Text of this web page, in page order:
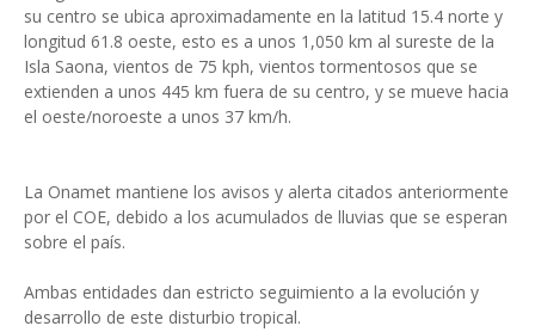
su centro se ubica aproximadamente en la latitud 15.4 norte y
longitud 61.8 oeste, esto es a unos 1,050 km al sureste de la
Isla Saona, vientos de 75 kph, vientos tormentosos que se
extienden a unos 445 km fuera de su centro, y se mueve hacia
el oeste/noroeste a unos 37 km/h.
La Onamet mantiene los avisos y alerta citados anteriormente
por el COE, debido a los acumulados de lluvias que se esperan
sobre el país.
Ambas entidades dan estricto seguimiento a la evolución y
desarrollo de este disturbio tropical.